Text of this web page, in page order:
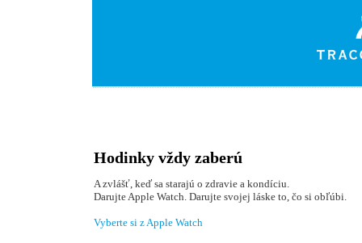
Hodinky vždy zaberú
A zvlášť, keď sa starajú o zdravie a kondíciu.
Darujte Apple Watch. Darujte svojej láske to, čo si obľúbi.
Vyberte si z Apple Watch